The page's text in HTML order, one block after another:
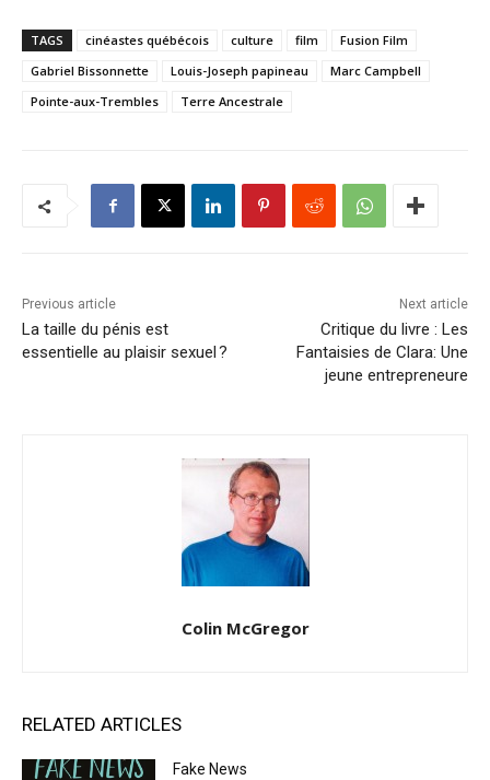
TAGS cinéastes québécois culture film
Fusion Film
Gabriel Bissonnette
Louis-Joseph papineau
Marc Campbell
Pointe-aux-Trembles
Terre Ancestrale
Previous article
La taille du pénis est
essentielle au plaisir sexuel ?
Next article
Critique du livre : Les
Fantaisies de Clara: Une
jeune entrepreneure
Colin McGregor
RELATED ARTICLES
Fake News